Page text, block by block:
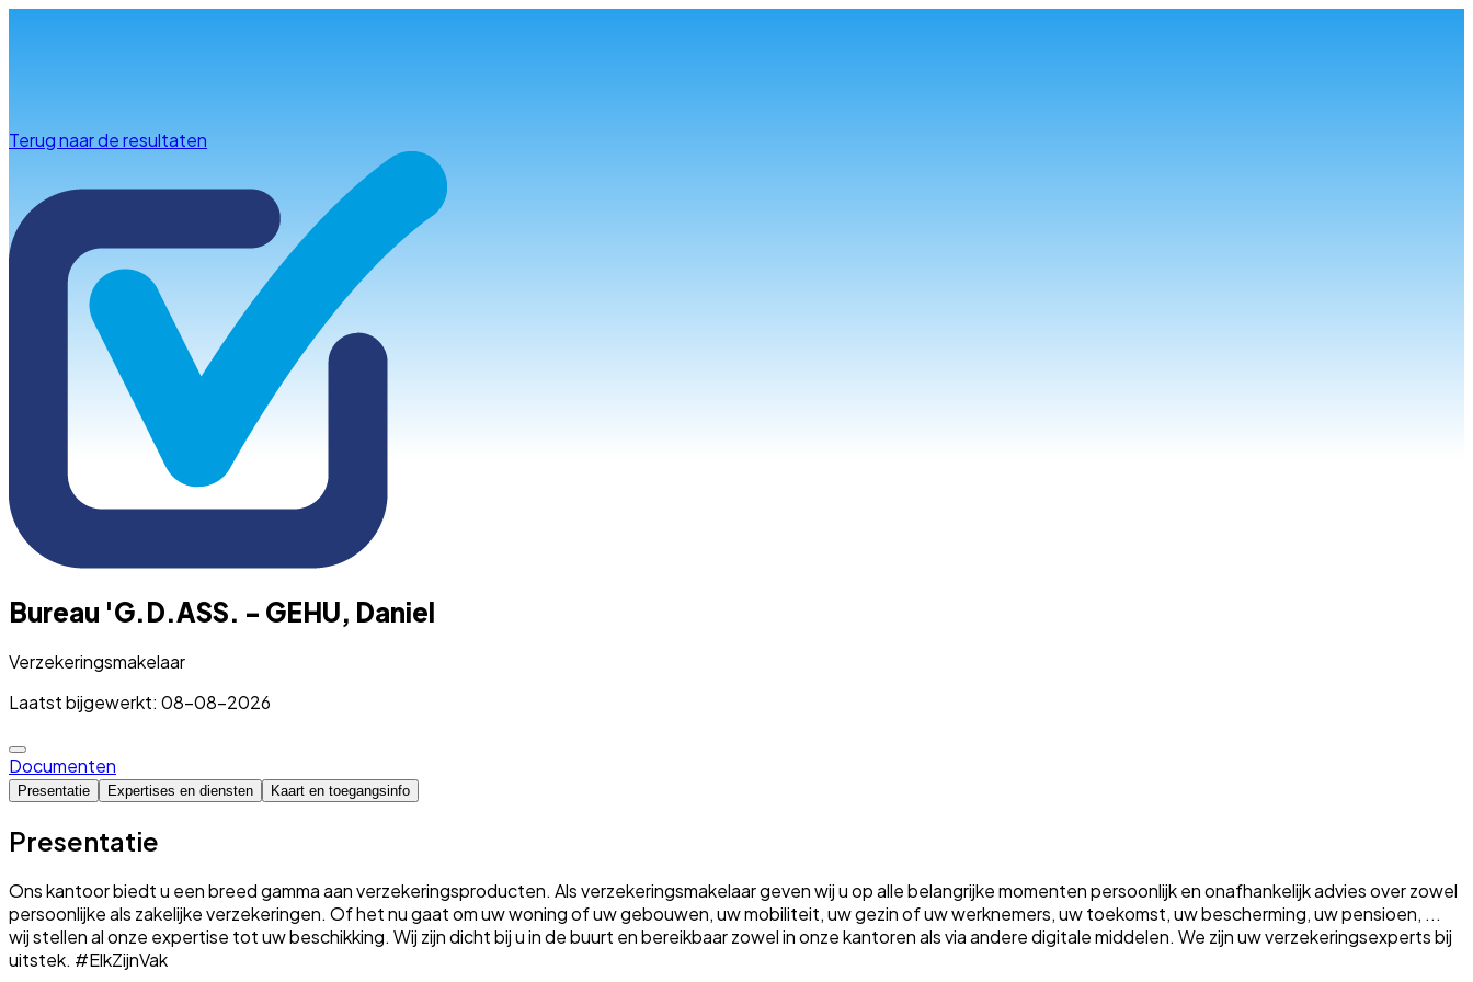
Terug naar de resultaten
Bureau 'G.D.ASS. - GEHU, Daniel
Verzekeringsmakelaar
Laatst bijgewerkt: 08-08-2026
Documenten
Presentatie Expertises en diensten Kaart en toegangsinfo
Presentatie
Ons kantoor biedt u een breed gamma aan verzekeringsproducten. Als verzekeringsmakelaar geven wij u op alle belangrijke momenten persoonlijk en onafhankelijk advies over zowel
persoonlijke als zakelijke verzekeringen. Of het nu gaat om uw woning of uw gebouwen, uw mobiliteit, uw gezin of uw werknemers, uw toekomst, uw bescherming, uw pensioen, ...
wij stellen al onze expertise tot uw beschikking. Wij zijn dicht bij u in de buurt en bereikbaar zowel in onze kantoren als via andere digitale middelen. We zijn uw verzekeringsexperts bij
uitstek. #ElkZijnVak